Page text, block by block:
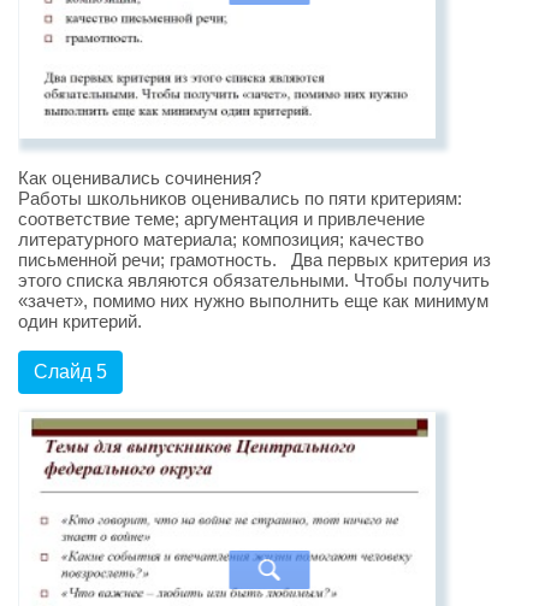
Как оценивались сочинения?
Работы школьников оценивались по пяти критериям:
соответствие теме; аргументация и привлечение
литературного материала; композиция; качество
письменной речи; грамотность. Два первых критерия из
этого списка являются обязательными. Чтобы получить
«зачет», помимо них нужно выполнить еще как минимум
один критерий.
Слайд 5